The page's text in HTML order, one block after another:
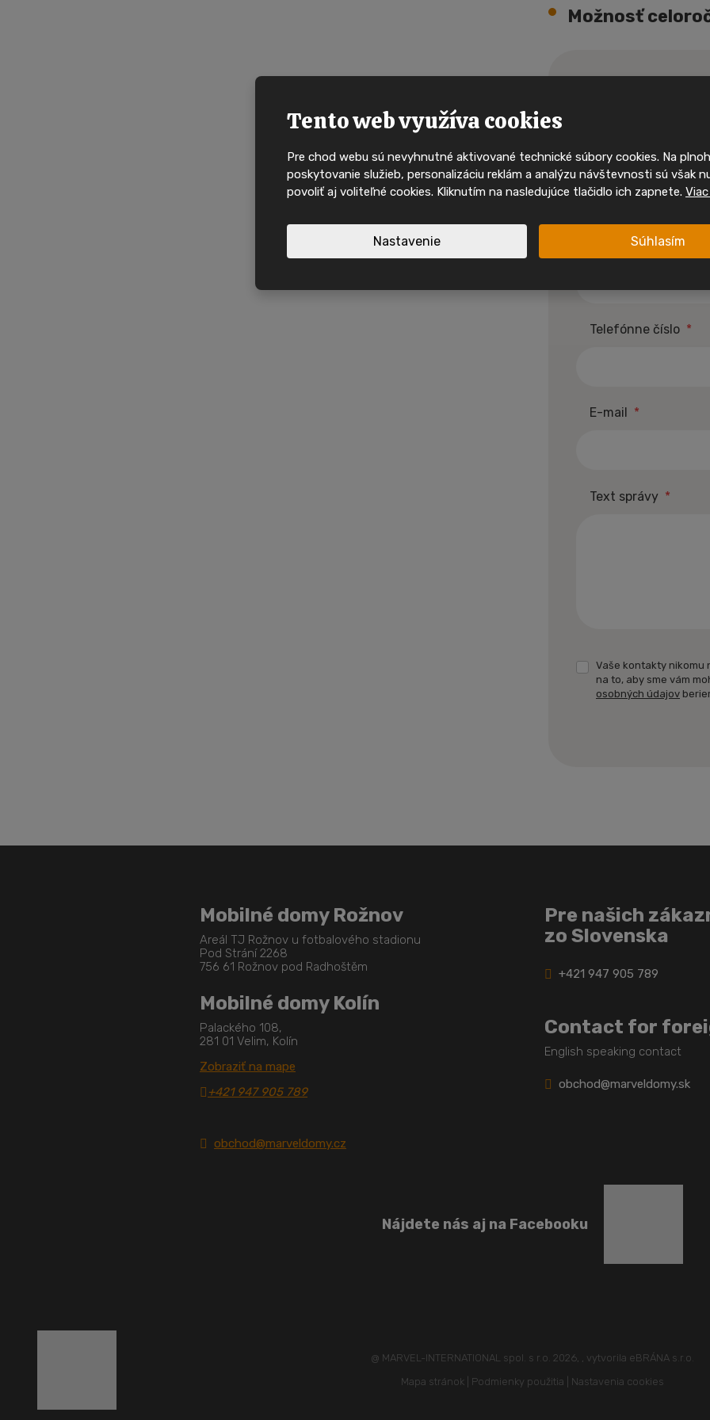
Možnosť
Máte
dom?
alebo sa
Meno a priezvisko
Telefónne číslo *
E-mail *
Text správy *
Vaše kontakty nikomu
na to, aby sme vám
osobných údajov
Mobilné domy Rožnov
Areál TJ Rožnov u fotbalového stadionu
Pod Strání 2268
756 61 Rožnov pod Radhoštěm
Mobilné domy Kolín
Palackého 108,
281 01 Velim, Kolín
Zobraziť na mape
+421 947 905 789
obchod@marveldomy.cz
Pre našich
zo Slovenska
+421 947 905 789
Contact for
English speaking contact
obchod@marveldomy.sk
Nájdete nás aj na Facebooku
@ MARVEL-INTERNATIONAL spol. s r.o. 2026, , vytvorila eBRÁNA s.r.o.
Mapa stránok
Podmienky použitia Nastavenia cookies
Tento web využíva cookies
Pre chod webu sú nevyhnutné aktivované technické súbory cookies. Na
poskytovanie služieb, personalizáciu reklám a analýzu návštevnosti sú však
povoliť aj voliteľné cookies. Kliknutím na nasledujúce tlačidlo ich zapnete.
Nastavenie Súhlasím
Ty nejzajímavější mobilní domy
svého majitele velmi rychle.
sociálních sítích a mějte
Sledujte nás na
Sledujte nás na